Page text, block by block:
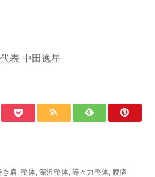
表 中田逸星
き肩 整体 深沢整体 等々力整体 腰痛